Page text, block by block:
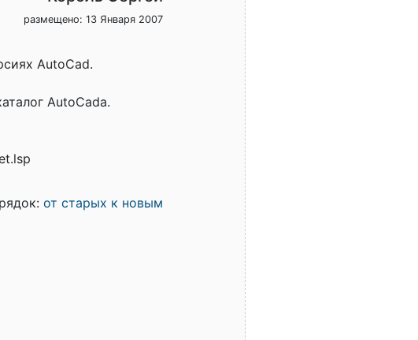
размещено: 13 Января 2007
AutoCad.
AutoCada.
от старых к новым